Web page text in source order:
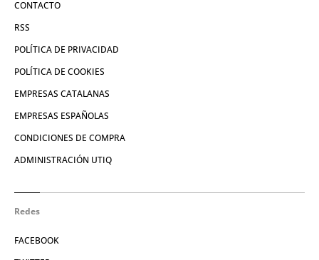
CONTACTO
RSS
POLÍTICA DE PRIVACIDAD
POLÍTICA DE COOKIES
EMPRESAS CATALANAS
EMPRESAS ESPAÑOLAS
CONDICIONES DE COMPRA
ADMINISTRACIÓN UTIQ
Redes
FACEBOOK